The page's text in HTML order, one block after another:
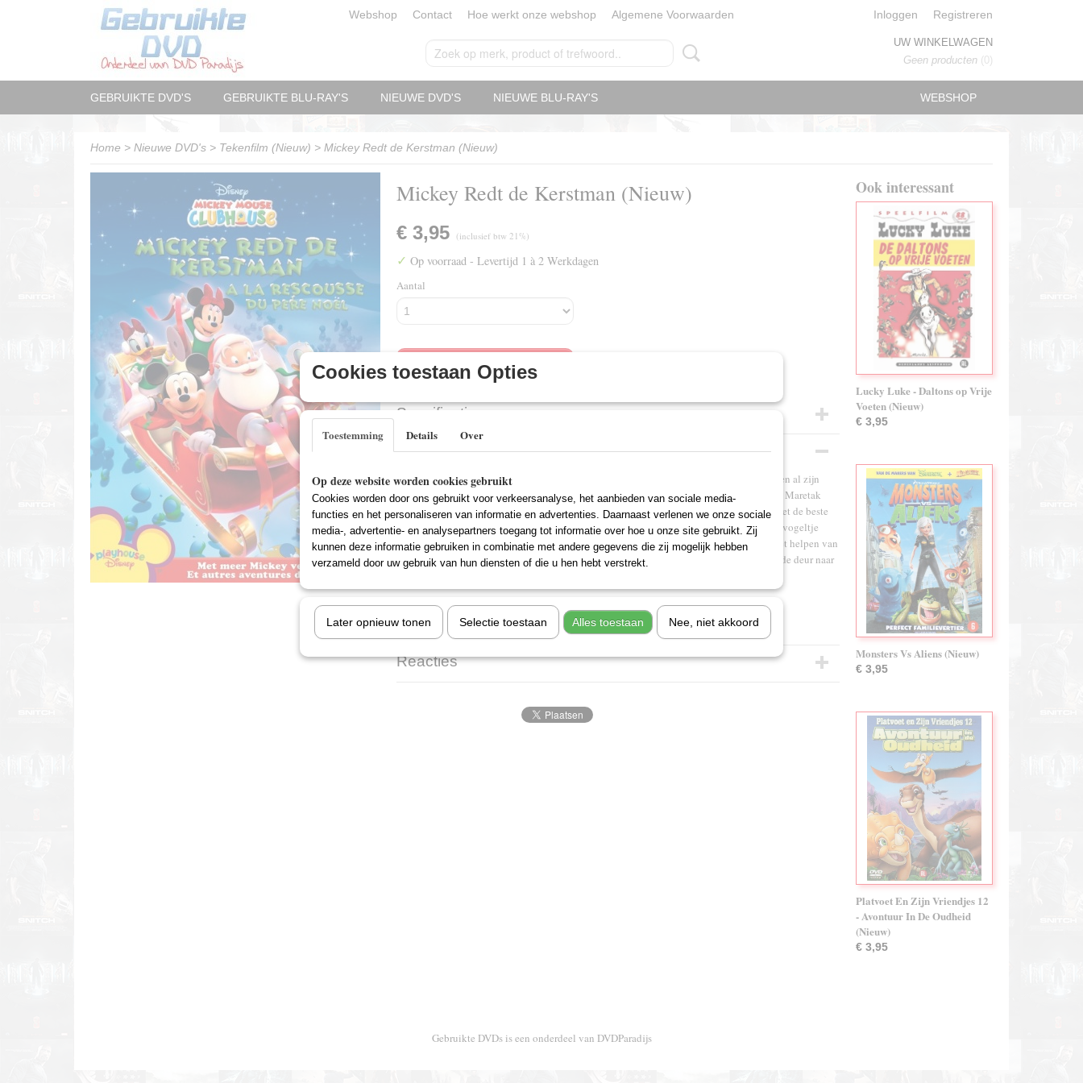
Webshop Contact Hoe werkt onze webshop Algemene Voorwaarden Inloggen Registreren
UW WINKELWAGEN
Geen producten (0)
WEBSHOP
GEBRUIKTE DVD'S GEBRUIKTE BLU-RAY'S NIEUWE DVD'S NIEUWE BLU-RAY'S
Home > Nieuwe DVD's > Tekenfilm (Nieuw) > Mickey Redt de Kerstman (Nieuw)
Mickey Redt de Kerstman (Nieuw)
€ 3,95 (inclusief btw 21%)
✓ Op voorraad - Levertijd 1 à 2 Werkdagen
Aantal
IN WINKELWAGEN
Specificaties
EAN code
Omschrijving
Span de rendieren voor de slee, en maak je klaar om deze feestdagen samen met Mickey en al zijn
vriendjes te vieren in een vrolijk avontuur. Wanneer de slee van de Kerstman bovenop de Maretak
Berg kapot gaat, snellen Mickey en Donald hem te hulp. De groep speelt verstoppertje met de beste
verstopper ter wereld: Donald Duck! En Goofy heeft hulp nodig om een verdwaald baby-vogeltje
terug te brengen naar z'n moeder in het bos. Beleef deze drie hilarische avonturen over het helpen van
anderen, en ontdek dat goede vrienden het mooiste geschenk is dat je kan krijgen. Open de deur naar
Titel: Mickey Redt de Kerstman
Reacties
Ook interessant
Lucky Luke - Daltons op Vrije
Voeten (Nieuw)
€ 3,95
Monsters Vs Aliens (Nieuw)
€ 3,95
Platvoet En Zijn Vriendjes 12
- Avontuur In De Oudheid
(Nieuw)
€ 3,95
Gebruikte DVDs is een onderdeel van DVDParadijs
Cookies toestaan Opties
Toestemming Details Over
Op deze website worden cookies gebruikt
Cookies worden door ons gebruikt voor verkeersanalyse, het aanbieden van sociale media-
functies en het personaliseren van informatie en advertenties. Daarnaast verlenen we onze sociale
media-, advertentie- en analysepartners toegang tot informatie over hoe u onze site gebruikt. Zij
kunnen deze informatie gebruiken in combinatie met andere gegevens die zij mogelijk hebben
verzameld door uw gebruik van hun diensten of die u hen hebt verstrekt.
Later opnieuw tonen Selectie toestaan Alles toestaan Nee, niet akkoord